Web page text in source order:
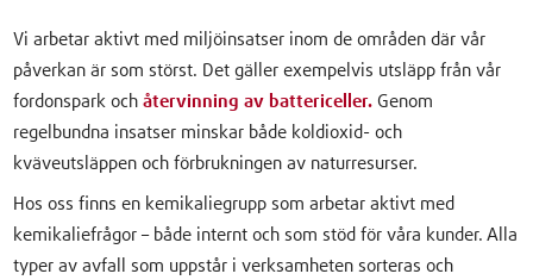
Vi arbetar aktivt med miljöinsatser inom de områden där vår
påverkan är som störst. Det gäller exempelvis utsläpp från vår
fordonspark ochåtervinning av battericeller. Genom
regelbundna insatser minskar både koldioxid- och
kväveutsläppen och förbrukningen av naturresurser.
Hos oss finns en kemikaliegrupp som arbetar aktivt med
kemikaliefrågor – både internt och som stöd för våra kunder. Alla
typer av avfall som uppstår i verksamheten sorteras och